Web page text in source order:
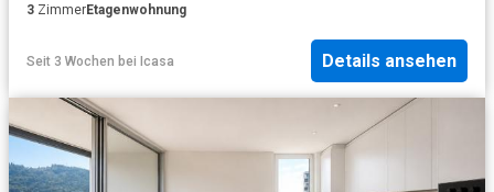
3 ZimmerEtagenwohnung
Seit 3 Wochen bei Icasa Details ansehen